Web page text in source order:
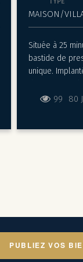
MAISON/
Située à 25
bastide de
unique.
présente une
625 m² sous
situés au rez-
99 80
PUBLIEZ VOS